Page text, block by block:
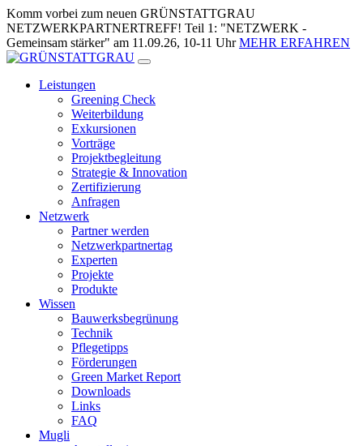
Zum
Inhalt
springen
Komm vorbei zum neuen GRÜNSTATTGRAU
NETZWERKPARTNERTREFF! Teil 1: "NETZWERK -
Gemeinsam stärker" am 11.09.26, 10-11 UhrMEHR ERFAHREN
Leistungen
Greening Check
Weiterbildung
Exkursionen
Vorträge
Projektbegleitung
Strategie & Innovation
Zertifizierung
Anfragen
Netzwerk
Partner werden
Netzwerkpartnertag
Experten
Projekte
Produkte
Wissen
Bauwerksbegrünung
Technik
Pflegetipps
Förderungen
Green Market Report
Downloads
Links
FAQ
Mugli